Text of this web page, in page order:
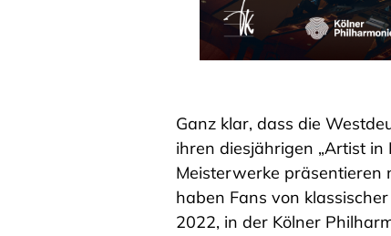
Ganz klar, dass die
ihren diesjährigen „Artist
Meisterwerke präsentieren
haben Fans von
2022, in der Kölner